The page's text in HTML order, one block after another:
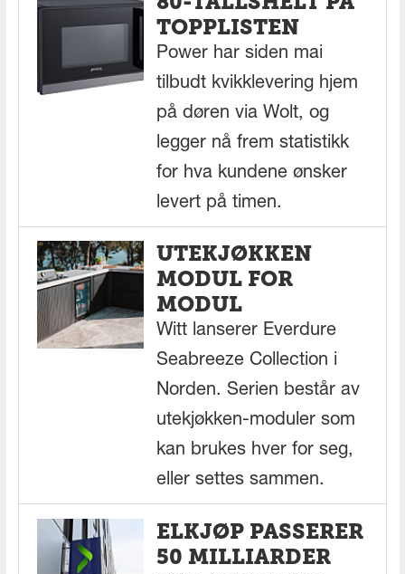
TOPPLISTEN
Power har siden mai
tilbudt kvikklevering hjem
på døren via Wolt, og
legger nå frem statistikk
for hva kundene ønsker
levert på timen.
UTEKJØKKEN
MODUL FOR
MODUL
Witt lanserer Everdure
Seabreeze Collection i
Norden. Serien består av
utekjøkken-moduler som
kan brukes hver for seg,
eller settes sammen.
ELKJØP PASSERER
50 MILLIARDER